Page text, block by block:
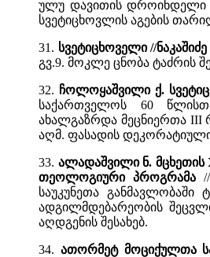
ულუ დავითის დროინდელი
სვეტიცხოვლის აგების
31. სვეტიცხოველი //
გვ.9. მოკლე ცნობა ტაძრის
32. ჩოლოყაშვილი ქ.
საქართველოს 60
ახალგაზრდა მეცნიერთა III
აღმ. ფასადის დეკორატიული
33. ალადაშვილი ნ. მცხეთის
თეოლოგიური პროგრამა//
საუკუნეთა
ადგილმდებარეობის
აღდგენის შესახებ.
34. ათორმეტ მოციქულთა